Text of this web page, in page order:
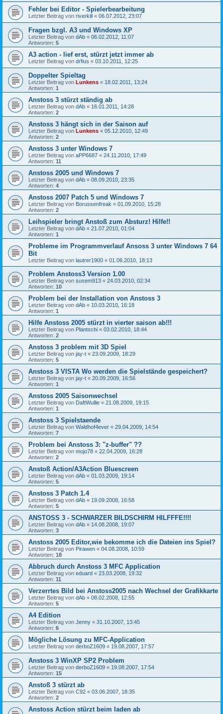
Fehler bei Editor - Spielerbearbeitung
Letzter Beitrag von riverkill « 06.07.2012, 23:07
Fragen bzgl. A3 und Windows XP
Letzter Beitrag von dAb « 06.02.2012, 11:07
Antworten: 5
A3 action - lief erst, stürzt jetzt immer ab
Letzter Beitrag von drfius « 03.10.2011, 12:25
Doppelter Spieltag
Letzter Beitrag von Lunkens « 18.02.2011, 13:24
Antworten: 1
Anstoss 3 stürzt ständig ab
Letzter Beitrag von dAb « 16.01.2011, 14:28
Antworten: 2
Anstoss 3 hängt sich in der Saison auf
Letzter Beitrag von Lunkens « 05.12.2010, 12:49
Antworten: 2
Anstoss 3 unter Windows 7
Letzter Beitrag von aPP6687 « 24.11.2010, 17:49
Antworten: 11
Anstoss 2005 und Windows 7
Letzter Beitrag von dAb « 08.09.2010, 23:35
Antworten: 4
Anstoss 2007 Patch 5 und Windows 7
Letzter Beitrag von Borussenfreak « 01.09.2010, 15:28
Antworten: 2
Leihspieler bringt Anstoß zum Absturz! Hilfe!!
Letzter Beitrag von dAb « 21.07.2010, 01:04
Antworten: 1
Probleme im Programmverlauf Ansoss 3 unter Windows 7 64
Bit
Letzter Beitrag von lautrer1900 « 01.06.2010, 18:13
Problem Anstoss3 Version 1.00
Letzter Beitrag von susem913 « 24.03.2010, 02:34
Antworten: 10
Problem bei der Installation von Anstoss 3
Letzter Beitrag von dAb « 10.03.2010, 16:18
Antworten: 1
Hilfe Anstoss 2005 stürzt in vierter saison ab!!!
Letzter Beitrag von Plantschi « 03.02.2010, 18:44
Antworten: 2
Anstoss 3 problem mit 3D Spiel
Letzter Beitrag von jay-t « 23.09.2009, 18:29
Antworten: 5
Anstoss 3 VISTA Wo werden die Spielstände gespeichert?
Letzter Beitrag von jay-t « 20.09.2009, 16:56
Antworten: 1
Anstoss 2005 Saisonwechsel
Letzter Beitrag von DaftWullie « 21.08.2009, 19:15
Antworten: 1
Anstoss 3 Spielstaende
Letzter Beitrag von Waldhof4ever « 29.04.2009, 14:54
Antworten: 7
Problem bei Anstoss 3: "z-buffer" ??
Letzter Beitrag von mojo78 « 22.04.2009, 16:28
Antworten: 2
Anstoß Action/A3Action Bluescreen
Letzter Beitrag von dAb « 01.03.2009, 19:14
Antworten: 5
Anstoss 3 Patch 1.4
Letzter Beitrag von dAb « 19.09.2008, 16:58
Antworten: 5
ANSTOSS 3 - SCHWARZER BILDSCHIRM HILFFFE!!!!
Letzter Beitrag von dAb « 14.08.2008, 19:07
Antworten: 3
Anstoss 2005 Editor,wie bekomme ich die Dateien ins Spiel?
Letzter Beitrag von Pirawen « 04.08.2008, 10:59
Antworten: 18
Abbruch durch Anstoss 3 MFC Application
Letzter Beitrag von eduard « 23.03.2008, 19:32
Antworten: 11
Verzerrtes Bild bei Anstoss2005 nach Wechsel der Grafikkarte
Letzter Beitrag von dAb « 08.02.2008, 12:55
Antworten: 5
A4 Edition
Letzter Beitrag von Jenny « 31.10.2007, 13:45
Antworten: 6
Mögliche Lösung zu MFC-Application
Letzter Beitrag von derboZ1609 « 19.08.2007, 17:57
Anstoss 3 WinXP SP2 Problem
Letzter Beitrag von derboZ1609 « 19.08.2007, 17:54
Antworten: 15
Anstoß 3 stürzt ab
Letzter Beitrag von C92 « 03.06.2007, 18:35
Antworten: 2
Anstoss Action stürzt beim laden ab